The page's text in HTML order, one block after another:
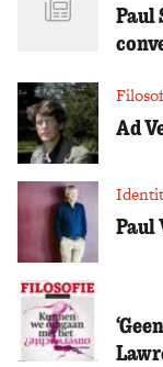
Paul
Ad
Paul